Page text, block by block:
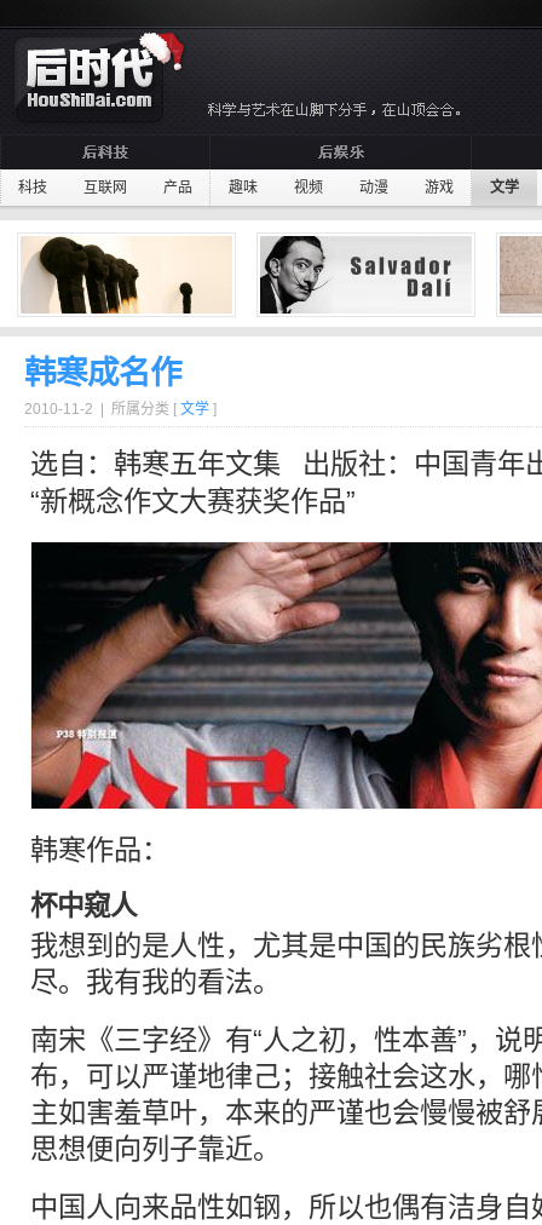
科技 互联网 产品 趣味 视频 动漫 游戏 文学
韩寒成名作
2010-11-2 | 所属分类 [ 文学 ]
选自： 韩寒五年文集 出版社：中国青年
“新概念作文大赛获奖作品”
韩寒作品：
杯中窥人
我想到的是人性，尤其是中国的民族劣
尽。我有我的看法。
南宋《三字经》有“人之初，性本善”，说
布，可以严谨地律己；接触社会这水，
主如害羞草叶，本来的严谨也会慢慢被
思想便向列子靠近。
中国人向来品性如钢，所以也偶有洁身